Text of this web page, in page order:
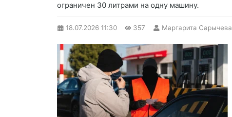
ограничен 30 литрами на одну машину.
18.07.2026 11:30 357 Маргарита Сарычева